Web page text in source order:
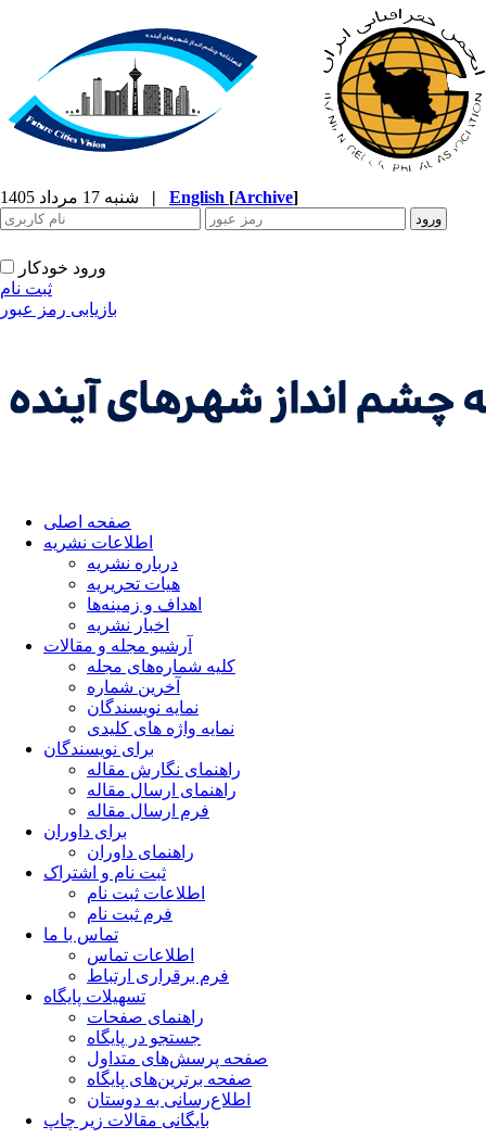
| English [Archive]
ورود خودکار
ثبت نام
بازیابی رمز عبور
صفحه اصلی
اطلاعات نشریه
درباره نشریه
هیات تحریریه
اهداف و زمینه‌ها
اخبار نشریه
آرشیو مجله و مقالات
کلیه شماره‌های مجله
آخرین شماره
نمایه نویسندگان
نمایه واژه های کلیدی
برای نویسندگان
راهنمای نگارش مقاله
راهنمای ارسال مقاله
فرم ارسال مقاله
برای داوران
راهنمای داوران
ثبت نام و اشتراک
اطلاعات ثبت نام
فرم ثبت نام
تماس با ما
اطلاعات تماس
فرم برقراری ارتباط
تسهیلات پایگاه
راهنمای صفحات
جستجو در پایگاه
صفحه پرسش‌های متداول
صفحه برترین‌های پایگاه
اطلاع‌رسانی به دوستان
بایگانی مقالات زیر چاپ